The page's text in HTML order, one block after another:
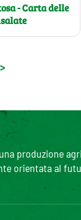
- Carta delle
>
produzione
orientata al